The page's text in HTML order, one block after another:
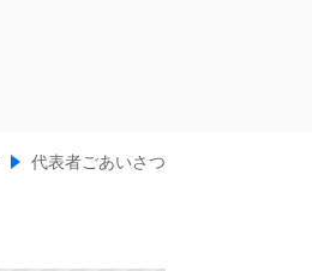
代表者ごあいさつ